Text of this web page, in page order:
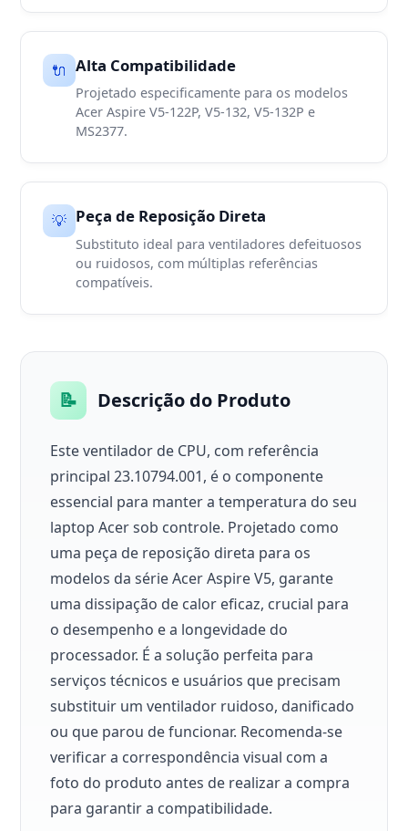
🔌 Alta Compatibilidade
Projetado especificamente para os modelos
Acer Aspire V5-122P, V5-132, V5-132P e
MS2377.
💡 Peça de Reposição Direta
Substituto ideal para ventiladores defeituosos
ou ruidosos, com múltiplas referências
compatíveis.
📝 Descrição do Produto
Este ventilador de CPU, com referência
principal 23.10794.001, é o componente
essencial para manter a temperatura do seu
laptop Acer sob controle. Projetado como
uma peça de reposição direta para os
modelos da série Acer Aspire V5, garante
uma dissipação de calor eficaz, crucial para
o desempenho e a longevidade do
processador. É a solução perfeita para
serviços técnicos e usuários que precisam
substituir um ventilador ruidoso, danificado
ou que parou de funcionar. Recomenda-se
verificar a correspondência visual com a
foto do produto antes de realizar a compra
para garantir a compatibilidade.